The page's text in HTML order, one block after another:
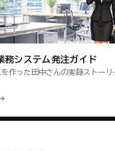
務システム発注ガイド
作った田中さんの実録ストー